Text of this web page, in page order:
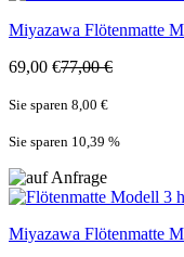
Miyazawa Flötenmatte
69,00 €77,00 €
Sie sparen 8,00 €
Sie sparen 10,39 %
Miyazawa Flötenmatte